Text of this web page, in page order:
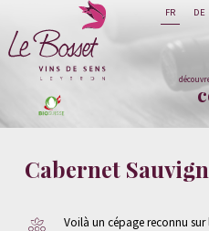
FR DE
Cabernet
Voilà un cépage reconnu